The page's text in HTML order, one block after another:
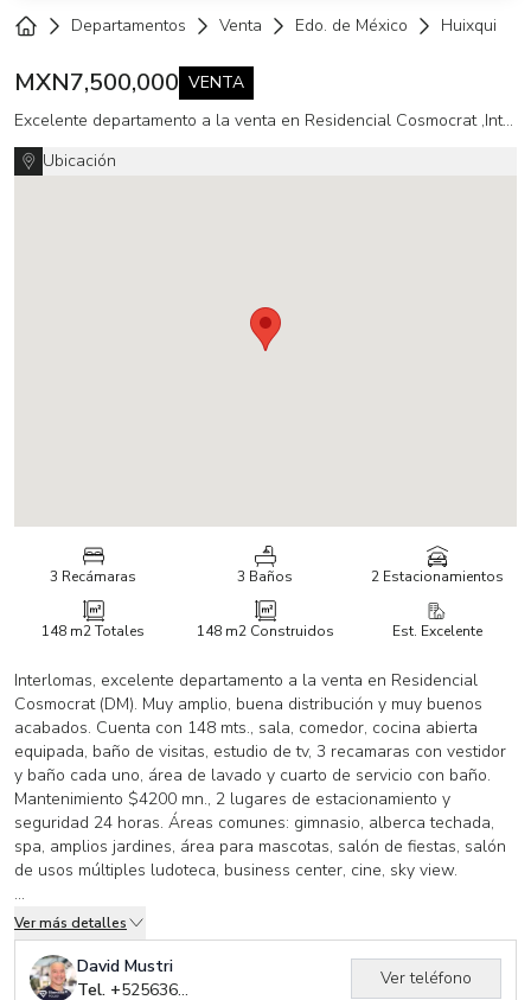
Departamentos Venta Edo. de México
MXN7,500,000 VENTA
Excelente departamento a la venta en Residencial Cosmocrat ,Interlomas (DM)
Ubicación
3 Recámaras 3 Baños 2 Estacionamientos
148 m2Totales 148 m2Construidos Est. Excelente
Interlomas, excelente departamento a la venta en Residencial
Cosmocrat (DM). Muy amplio, buena distribución y muy buenos
acabados. Cuenta con 148 mts., sala, comedor, cocina abierta
equipada, baño de visitas, estudio de tv, 3 recamaras con vestidor
y baño cada uno, área de lavado y cuarto de servicio con baño.
Mantenimiento $4200 mn., 2 lugares de estacionamiento y
seguridad 24 horas. Áreas comunes: gimnasio, alberca techada,
spa, amplios jardines, área para mascotas, salón de fiestas, salón
de usos múltiples ludoteca, business center, cine, sky view.
_____________________________________________________
CODIGO DE REFERENCIA DAP3748077
Las medidas son ilustrativas y deben de corroborarse con los
Ver más detalles
David Mustri
Tel. +525636074015
Ver teléfono